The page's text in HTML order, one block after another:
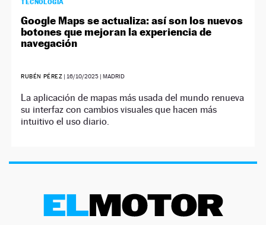
TECNOLOGÍA
Google Maps se actualiza: así son los nuevos
botones que mejoran la experiencia de
navegación
RUBÉN PÉREZ | 16/10/2025 | MADRID
La aplicación de mapas más usada del mundo renueva
su interfaz con cambios visuales que hacen más
intuitivo el uso diario.